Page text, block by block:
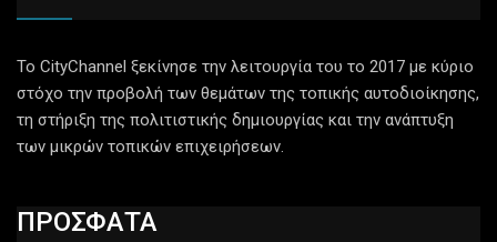
Το CityChannel ξεκίνησε την λειτουργία του το 2017 με κύριο
στόχο την προβολή των θεμάτων της τοπικής αυτοδιοίκησης,
τη στήριξη της πολιτιστικής δημιουργίας και την ανάπτυξη
των μικρών τοπικών επιχειρήσεων.
ΠΡΟΣΦΑΤΑ